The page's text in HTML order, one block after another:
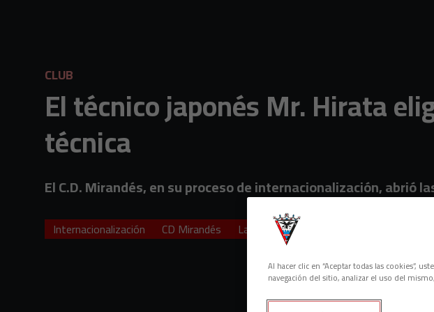
CLUB
El técnico japonés Mr. Hirata
técnica
El C.D. Mirandés, en su proceso de internacionalización, abrió
Internacionalización CD Mirandés LaLiga Japón
Al hacer clic en “Aceptar todas las cookies”,
navegación del sitio, analizar el uso del